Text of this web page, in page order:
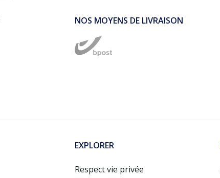
NOS MOYENS DE LIVRAISON
EXPLORER
Respect vie privée